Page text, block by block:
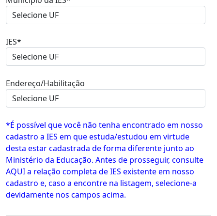
IES*
Endereço/Habilitação
*É possível que você não tenha encontrado em nosso
cadastro a IES em que estuda/estudou em virtude
desta estar cadastrada de forma diferente junto ao
Ministério da Educação. Antes de prosseguir, consulte
AQUI a relação completa de IES existente em nosso
cadastro e, caso a encontre na listagem, selecione-a
devidamente nos campos acima.